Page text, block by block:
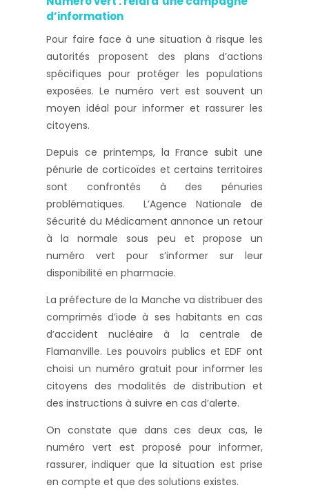
d’information
Pour faire face à une situation à risque les
autorités proposent des plans d’actions
spécifiques pour protéger les populations
exposées. Le numéro vert est souvent un
moyen idéal pour informer et rassurer les
citoyens.
Depuis ce printemps, la France subit une
pénurie de corticoïdes et certains territoires
sont confrontés à des pénuries
problématiques. L’Agence Nationale de
Sécurité du Médicament annonce un retour
à la normale sous peu et propose un
numéro vert pour s’informer sur leur
disponibilité en pharmacie.
La préfecture de la Manche va distribuer des
comprimés d’iode à ses habitants en cas
d’accident nucléaire à la centrale de
Flamanville. Les pouvoirs publics et EDF ont
choisi un numéro gratuit pour informer les
citoyens des modalités de distribution et
des instructions à suivre en cas d’alerte.
On constate que dans ces deux cas, le
numéro vert est proposé pour informer,
rassurer, indiquer que la situation est prise
en compte et que des solutions existes.